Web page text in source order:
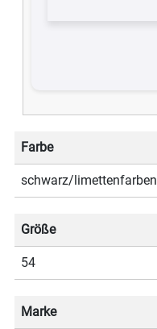
Farbe
schwarz/limettenfarben
Größe
54
Marke